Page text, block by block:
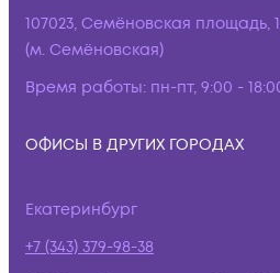
107023, Семёновская
(м. Семёновская)
Время работы: пн-пт, 9:00 -
ОФИСЫ В ДРУГИХ ГОРОДАХ
Екатеринбург
+7 (343) 379-98-38